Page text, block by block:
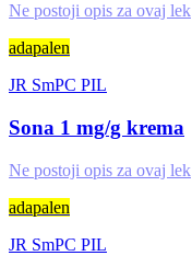
Ne postoji opis za ovaj lek
adapalen
JR SmPC PIL
Sona 1 mg/g krema
Ne postoji opis za ovaj lek
adapalen
JR SmPC PIL